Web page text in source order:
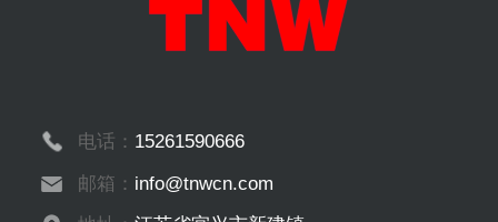
电话： 15261590666
邮箱： info@tnwcn.com